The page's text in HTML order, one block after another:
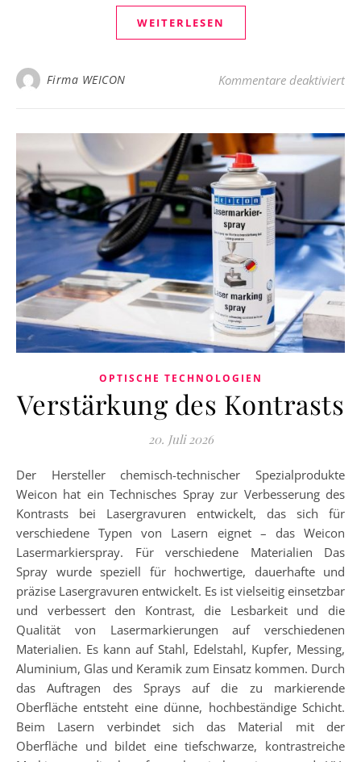
WEITERLESEN
Firma WEICON Kommentare deaktiviert
OPTISCHE TECHNOLOGIEN
Verstärkung des Kontrasts
20. Juli 2026
Der Hersteller chemisch-technischer Spezialprodukte
Weicon hat ein Technisches Spray zur Verbesserung des
Kontrasts bei Lasergravuren entwickelt, das sich für
verschiedene Typen von Lasern eignet – das Weicon
Lasermarkierspray. Für verschiedene Materialien Das
Spray wurde speziell für hochwertige, dauerhafte und
präzise Lasergravuren entwickelt. Es ist vielseitig einsetzbar
und verbessert den Kontrast, die Lesbarkeit und die
Qualität von Lasermarkierungen auf verschiedenen
Materialien. Es kann auf Stahl, Edelstahl, Kupfer, Messing,
Aluminium, Glas und Keramik zum Einsatz kommen. Durch
das Auftragen des Sprays auf die zu markierende
Oberfläche entsteht eine dünne, hochbeständige Schicht.
Beim Lasern verbindet sich das Material mit der
Oberfläche und bildet eine tiefschwarze, kontrastreiche